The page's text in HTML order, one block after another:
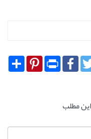
Share
Pinterest Print
Facebook
مطلب